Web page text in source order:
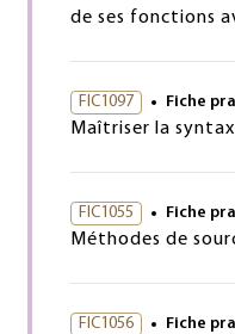
de ses fonctions
FIC1097 Fiche
Maîtriser la
FIC1055 Fiche
Méthodes de
FIC1056 Fiche